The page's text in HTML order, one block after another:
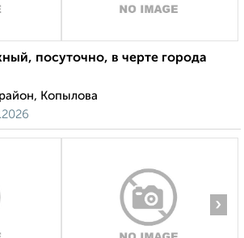
посуточно, в черте города
Копылова
›